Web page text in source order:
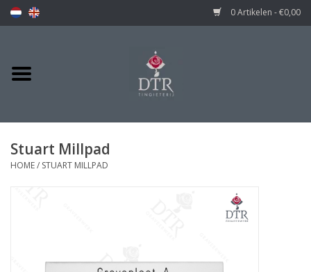
0 Artikelen - €0,00
Stuart Millpad
HOME/ STUART MILLPAD